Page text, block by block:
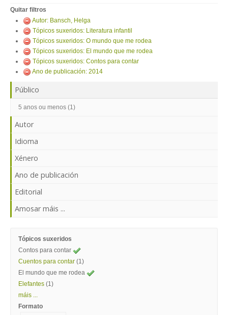
Quitar filtros
Autor: Bansch, Helga
Tópicos suxeridos: Literatura infantil
Tópicos suxeridos: O mundo que me rodea
Tópicos suxeridos: El mundo que me rodea
Tópicos suxeridos: Contos para contar
Ano de publicación: 2014
Público
5 anos ou menos (1)
Autor
Idioma
Xénero
Ano de publicación
Editorial
Amosar máis ...
Tópicos suxeridos
Contos para contar
Cuentos para contar (1)
El mundo que me rodea
Elefantes (1)
máis ...
Formato